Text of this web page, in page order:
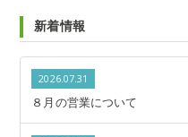
新着情報
2026.07.31
８月の営業について